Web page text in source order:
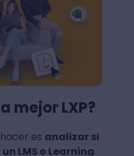
mejor LXP?
es analizar si
LMS o Learning